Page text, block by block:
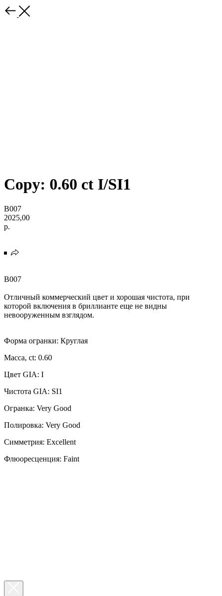
Copy: 0.60 ct I/SI1
B007
2025,00
р.
B007
Отличный коммерческий цвет и хорошая чистота, при
которой включения в бриллианте еще не видны
невооруженным взглядом.
Форма огранки: Круглая
Масса, ct: 0.60
Цвет GIA: I
Чистота GIA: SI1
Огранка: Very Good
Полировка: Very Good
Симметрия: Excellent
Флюоресценция: Faint